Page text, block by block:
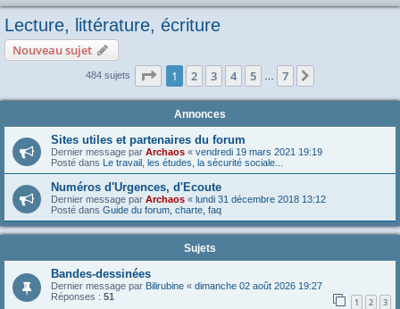
Lecture, littérature, écriture
Nouveau sujet
484 sujets Page 1sur7
1 2 3 4 5 7
Annonces
Sites utiles et partenaires du forum
Dernier message par Archaos « vendredi 19 mars 2021 19:19
Posté dans Le travail, les études, la sécurité sociale...
Numéros d'Urgences, d'Ecoute
Dernier message par Archaos « lundi 31 décembre 2018 13:12
Posté dans Guide du forum, charte, faq
Sujets
Bandes-dessinées
Dernier message par Bilirubine « dimanche 02 août 2026 19:27
Réponses : 51 1 2 3